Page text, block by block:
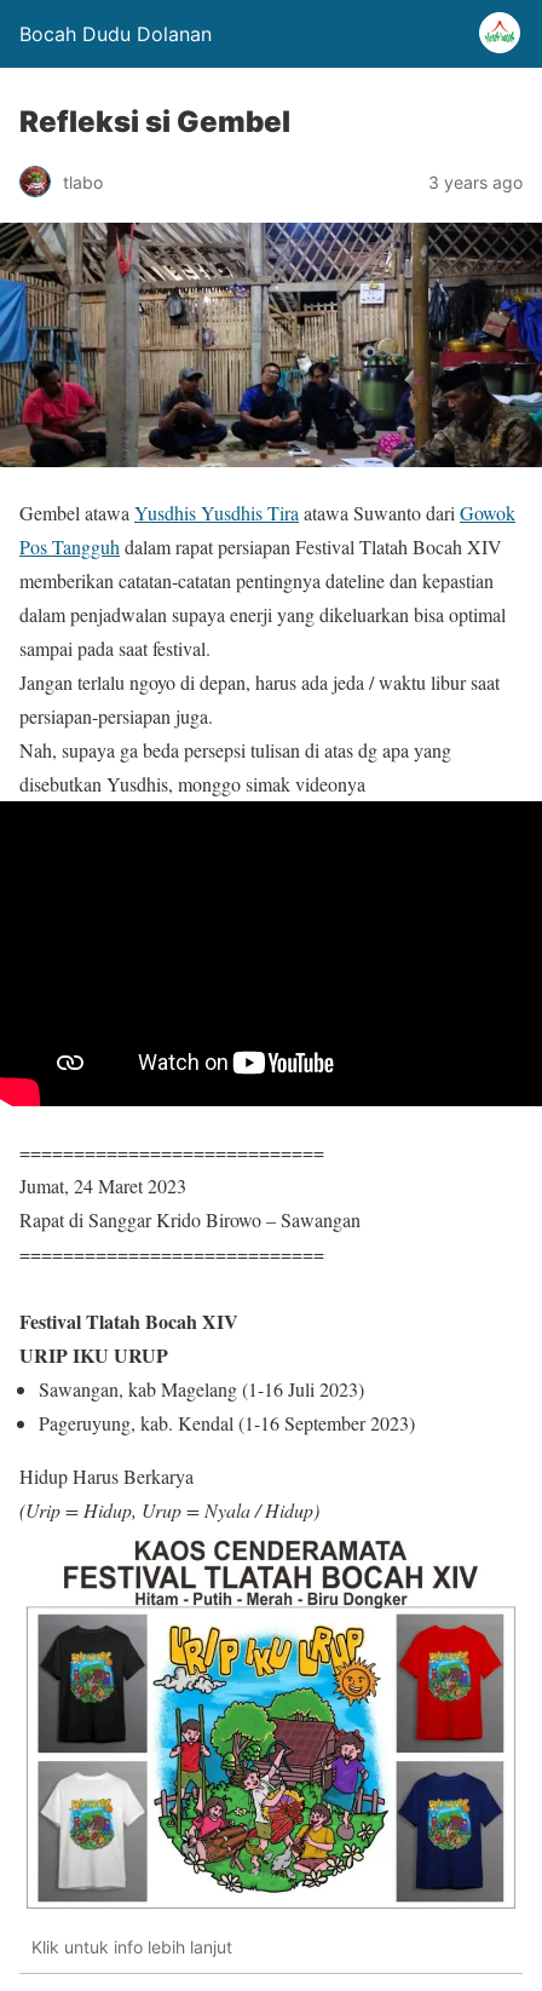
Bocah Dudu Dolanan
Refleksi si Gembel
tlabo 3 years ago
Gembel atawa Yusdhis Yusdhis Tira atawa Suwanto dari Gowok
Pos Tangguh dalam rapat persiapan Festival Tlatah Bocah XIV
memberikan catatan-catatan pentingnya dateline dan kepastian
dalam penjadwalan supaya enerji yang dikeluarkan bisa optimal
sampai pada saat festival.
Jangan terlalu ngoyo di depan, harus ada jeda / waktu libur saat
persiapan-persiapan juga.
Nah, supaya ga beda persepsi tulisan di atas dg apa yang
disebutkan Yusdhis, monggo simak videonya
============================
Jumat, 24 Maret 2023
Rapat di Sanggar Krido Birowo – Sawangan
============================
Festival Tlatah Bocah XIV
URIP IKU URUP
Sawangan, kab Magelang (1-16 Juli 2023)
Pageruyung, kab. Kendal (1-16 September 2023)
Hidup Harus Berkarya
(Urip = Hidup, Urup = Nyala / Hidup)
Klik untuk info lebih lanjut